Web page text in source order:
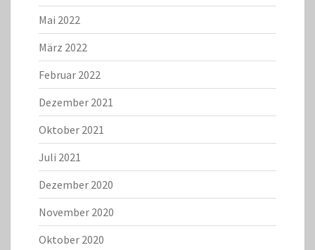
Mai 2022
März 2022
Februar 2022
Dezember 2021
Oktober 2021
Juli 2021
Dezember 2020
November 2020
Oktober 2020